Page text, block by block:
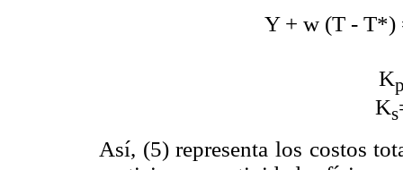
Y + w (T - T*)
K
Ks
Así, (5) representa los costos